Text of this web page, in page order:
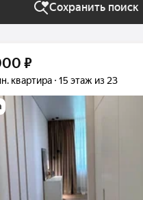
Сохранить поиск
₽
квартира 15 этаж из 23